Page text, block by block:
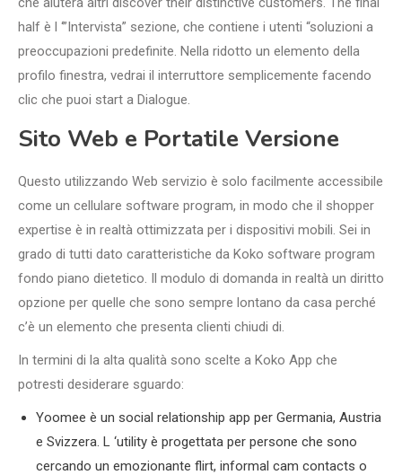
half è l ‘”Intervista” sezione, che contiene i utenti “soluzioni a
preoccupazioni predefinite. Nella ridotto un elemento della
profilo finestra, vedrai il interruttore semplicemente facendo
clic che puoi start a Dialogue.
Sito Web e Portatile Versione
Questo utilizzando Web servizio è solo facilmente accessibile
come un cellulare software program, in modo che il shopper
expertise è in realtà ottimizzata per i dispositivi mobili. Sei in
grado di tutti dato caratteristiche da Koko software program
fondo piano dietetico. Il modulo di domanda in realtà un diritto
opzione per quelle che sono sempre lontano da casa perché
c’è un elemento che presenta clienti chiudi di.
In termini di la alta qualità sono scelte a Koko App che
potresti desiderare sguardo:
Yoomee è un social relationship app per Germania, Austria
e Svizzera. L ‘utility è progettata per persone che sono
cercando un emozionante flirt, informal cam contacts o